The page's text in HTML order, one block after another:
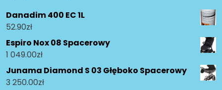
Danadim 400 EC 1L
52.90zł
Espiro Nox 08 Spacerowy
1 049.00zł
Junama Diamond S 03 Głęboko Spacerowy
3 250.00zł